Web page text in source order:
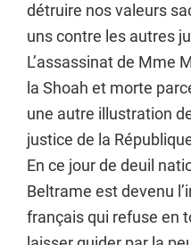
détruire nos valeurs
uns contre les autres
L’assassinat de Mme
la Shoah et morte
une autre illustration
justice de la
En ce jour de deuil
Beltrame est devenu
français qui refuse en